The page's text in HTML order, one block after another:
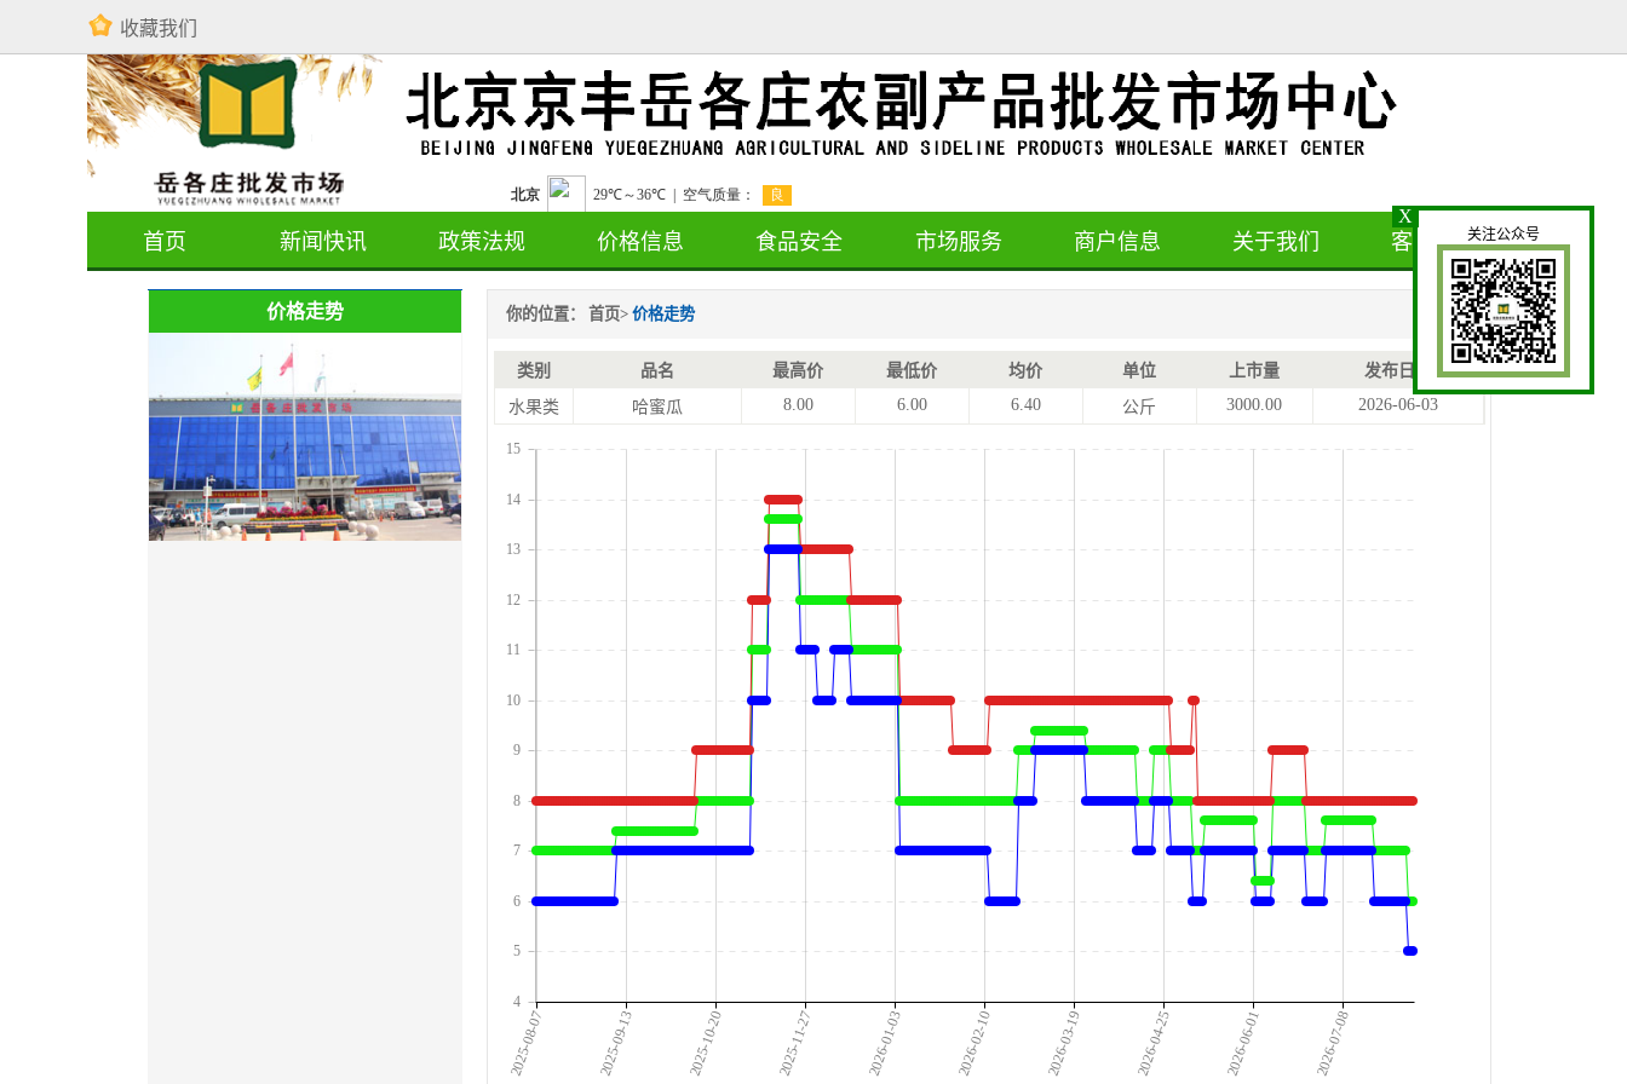
收藏我们
首页 新闻快讯 政策法规 价格信息 食品安全 市场服务 商户信息 关于我们 客户留言
价格走势 你的位置： 首页> 价格走势
类别 品名 最高价 最低价 均价 单位 上市量
发布日期
水果类
哈蜜瓜 8.00 6.00 6.40 公斤 3000.00 2026-06-03
2025-08-07 2025-09-13 2025-10-20 2025-11-27 2026-01-03 2026-02-10 2026-03-19 2026-04-25 2026-06-01 2026-07-08
4
5
6
7
8
9
10
11
12
13
14
15
关注公众号
X